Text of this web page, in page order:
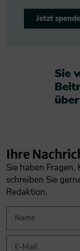
Jetzt
Sie
Ihre
Sie haben
schreiben Sie
Redaktion.